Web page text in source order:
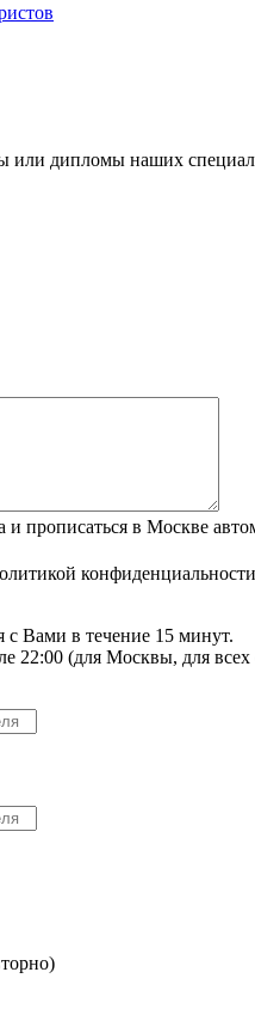
или дипломы наших
прописаться в Москве
конфиденциальности
Вами в течение 15 минут.
22:00 (для Москвы, для
)